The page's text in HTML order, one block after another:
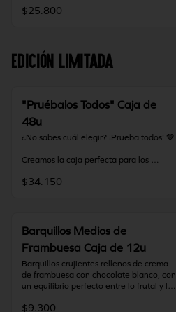
grandes o para tener siempre barquillos
listos para compartir.
un lugar fresco y seco (18°C a 25°C y
65% HR Máx.). Una vez abierto
$25.800
EDICIÓN LIMITADA
"Pruébalos Todos" Caja de
48u
¿No sabes cuál elegir? ¡Prueba todos! 🤎
Creamos la caja perfecta para los
quienes quieren descubrir su nuevo
probarlos, compartirlos y disfrutar cada
uno de nuestros sabores.
Incluye:
Original
Nutella
$34.150
Barquillos Medios de
Frambuesa Caja de 12u
Barquillos crujientes rellenos de crema
de frambuesa con chocolate blanco, con
un equilibrio perfecto entre lo frutal y lo
en chocolate blanco que realzan su
$9.300